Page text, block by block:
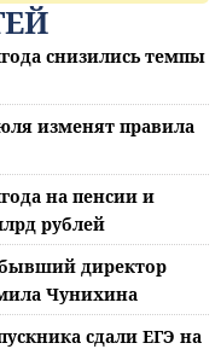
снизились темпы
изменят правила
на пенсии и
рублей
директор
Чунихина
сдали ЕГЭ на